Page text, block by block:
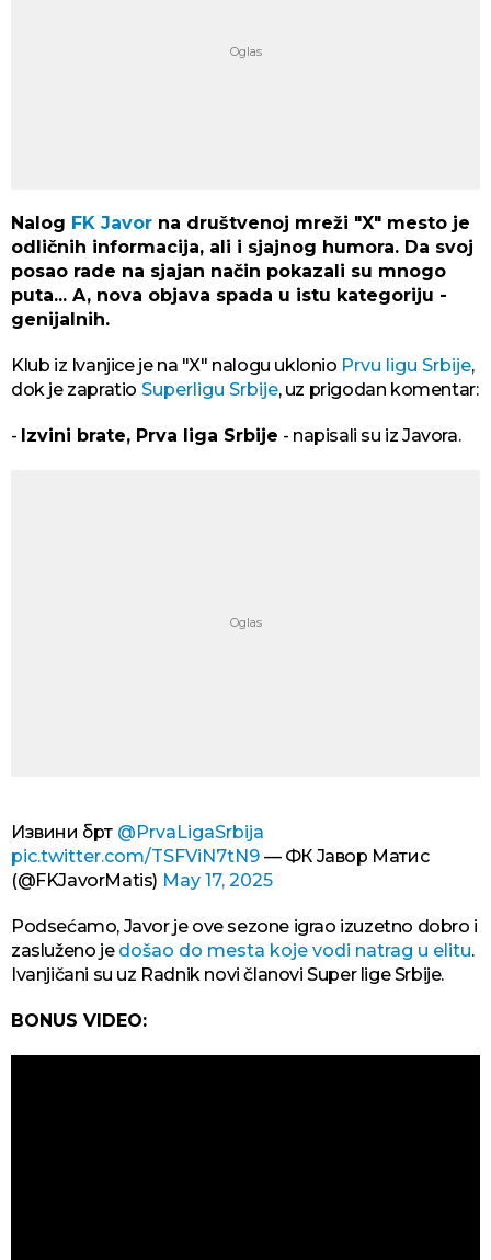
Nalog FK Javor na društvenoj mreži "X" mesto je
odličnih informacija, ali i sjajnog humora. Da svoj
posao rade na sjajan način pokazali su mnogo
puta... A, nova objava spada u istu kategoriju -
genijalnih.
Klub iz Ivanjice je na "X" nalogu uklonio Prvu ligu Srbije,
dok je zapratio Superligu Srbije, uz prigodan komentar:
- Izvini brate, Prva liga Srbije - napisali su iz Javora.
Извини брт @PrvaLigaSrbija
pic.twitter.com/TSFViN7tN9 — ФК Јавор Матис
(@FKJavorMatis) May 17, 2025
Podsećamo, Javor je ove sezone igrao izuzetno dobro i
zasluženo je došao do mesta koje vodi natrag u elitu.
Ivanjičani su uz Radnik novi članovi Super lige Srbije.
BONUS VIDEO: